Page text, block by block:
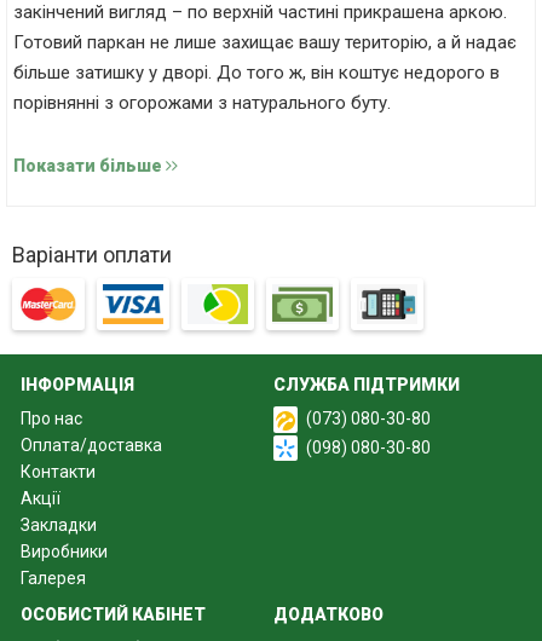
закінчений вигляд – по верхній частині прикрашена аркою.
Готовий паркан не лише захищає вашу територію, а й надає
більше затишку у дворі. До того ж, він коштує недорого в
порівнянні з огорожами з натурального буту.
Естетична огорожа Пазловий бут верх – головні
властивості
Секційний набірний паркан Пазловий бут верх виготовляють
із бетону, який складається з цементу марки М500, чистого
Показати більше
Варіанти оплати
ІНФОРМАЦІЯ
Про нас
Оплата/доставка
Контакти
Акції
Закладки
Виробники
Галерея
СЛУЖБА ПІДТРИМКИ
(073) 080-30-80
(098) 080-30-80
ОСОБИСТИЙ КАБІНЕТ
ДОДАТКОВО